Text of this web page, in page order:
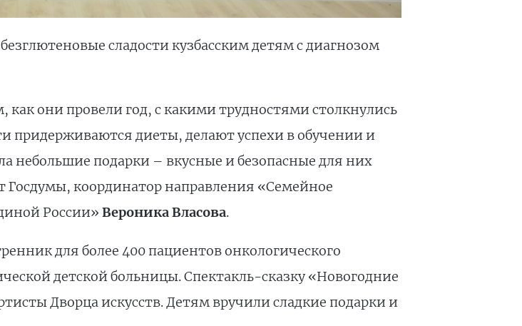
сладости кузбасским детям с диагнозом
как они провели год, с какими трудностями столкнулись
придерживаются диеты, делают успехи в обучении и
небольшие подарки – вкусные и безопасные для них
Госдумы, координатор направления «Семейное
России» Вероника Власова.
для более 400 пациентов онкологического
детской больницы. Спектакль-сказку «Новогодние
Дворца искусств. Детям вручили сладкие подарки и